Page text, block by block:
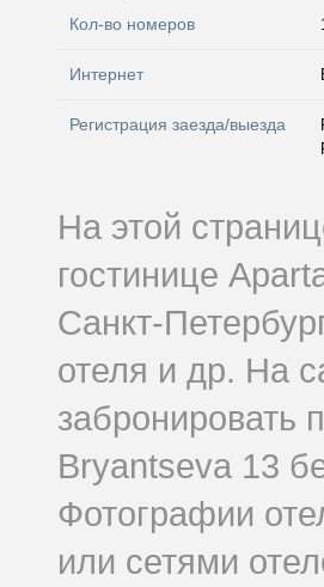
Кол-во номеров
Интернет
Регистрация заезда/выезда
На этой
гостинице
Санкт-
отеля и др. На
забронировать
Bryantseva 13
Фотографии
или сетями